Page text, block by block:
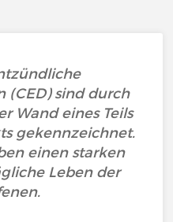
(CED) sind durch
Wand eines Teils
gekennzeichnet.
einen starken
Leben der